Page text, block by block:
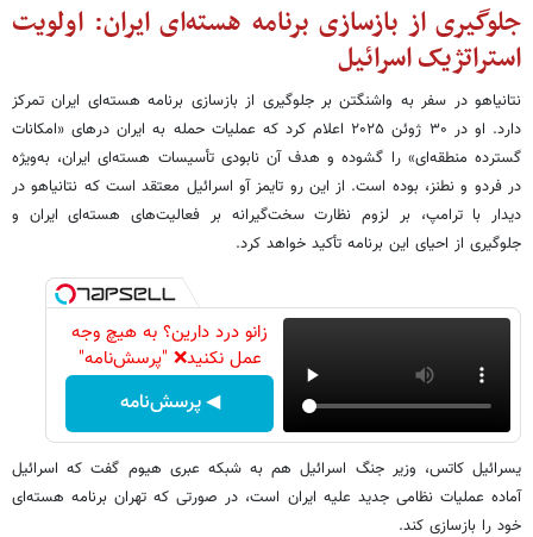
جلوگیری از بازسازی برنامه هسته‌ای ایران: اولویت
استراتژیک اسرائیل
نتانیاهو در سفر به واشنگتن بر جلوگیری از بازسازی برنامه هسته‌ای ایران تمرکز
دارد. او در ۳۰ ژوئن ۲۰۲۵ اعلام کرد که عملیات حمله به ایران درهای «امکانات
گسترده منطقه‌ای» را گشوده و هدف آن نابودی تأسیسات هسته‌ای ایران، به‌ویژه
در فردو و نطنز، بوده است. از این رو تایمز آو اسرائیل معتقد است که نتانیاهو در
دیدار با ترامپ، بر لزوم نظارت سخت‌گیرانه بر فعالیت‌های هسته‌ای ایران و
جلوگیری از احیای این برنامه تأکید خواهد کرد.
زانو درد دارین؟ به هیچ وجه
عمل نکنید❌ "پرسش‌نامه"
◀ پرسش‌نامه
یسرائیل کاتس، وزیر جنگ اسرائیل هم به شبکه عبری هیوم گفت که اسرائیل
آماده عملیات نظامی جدید علیه ایران است، در صورتی که تهران برنامه هسته‌ای
خود را بازسازی کند.